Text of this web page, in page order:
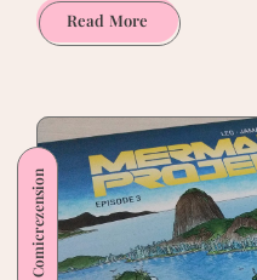
Read MoreMein
Februar.
nicht
kurz
und
knapp.
Comicrezension